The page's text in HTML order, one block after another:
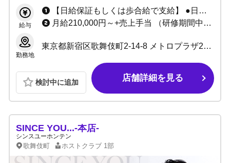
給与
【日給保証もしくは歩合給で支給】 ●日給保証の場合 日給7,000円〜12,000円 例：22日出勤×12,000円＝264,000円 （売上がない場合時給1,000円～2,000円） ●歩合給の場合 例：小計200万円⇒70%バック ＝140万円 +各種賞金・賞与あり
月給210,000円～+売上手当 （研修期間中：月給180,000円～） ●試用期間は1カ月～3カ月 ●技術、能力によって変動 ●昇給/昇格あり
勤務地
東京都新宿区歌舞伎町2-14-8 メトロプラザ2ビルB1F
検討中に追加 店舗詳細を見る
SINCE YOU...-本店-
シンスユーホンテン
歌舞伎町 ホストクラブ 1部